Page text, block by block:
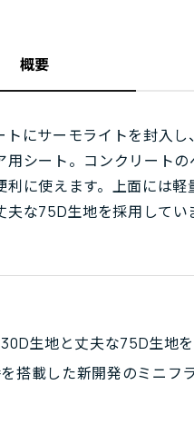
概要
トにサーモライトを封入
用シート。コンクリート
利に使えます。上面には
夫な75D生地を採用してい
生地と丈夫な75D生地
搭載した新開発のミニフ